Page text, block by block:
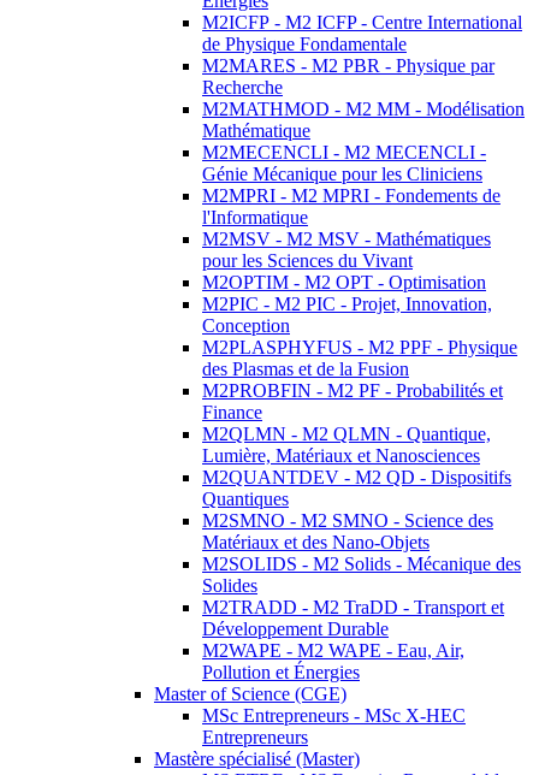
M2ICFP - M2 ICFP - Centre International
de Physique Fondamentale
M2MARES - M2 PBR - Physique par
Recherche
M2MATHMOD - M2 MM - Modélisation
Mathématique
M2MECENCLI - M2 MECENCLI -
Génie Mécanique pour les Cliniciens
M2MPRI - M2 MPRI - Fondements de
l'Informatique
M2MSV - M2 MSV - Mathématiques
pour les Sciences du Vivant
M2OPTIM - M2 OPT - Optimisation
M2PIC - M2 PIC - Projet, Innovation,
Conception
M2PLASPHYFUS - M2 PPF - Physique
des Plasmas et de la Fusion
M2PROBFIN - M2 PF - Probabilités et
Finance
M2QLMN - M2 QLMN - Quantique,
Lumière, Matériaux et Nanosciences
M2QUANTDEV - M2 QD - Dispositifs
Quantiques
M2SMNO - M2 SMNO - Science des
Matériaux et des Nano-Objets
M2SOLIDS - M2 Solids - Mécanique des
Solides
M2TRADD - M2 TraDD - Transport et
Développement Durable
M2WAPE - M2 WAPE - Eau, Air,
Pollution et Énergies
Master of Science (CGE)
MSc Entrepreneurs - MSc X-HEC
Entrepreneurs
Mastère spécialisé (Master)